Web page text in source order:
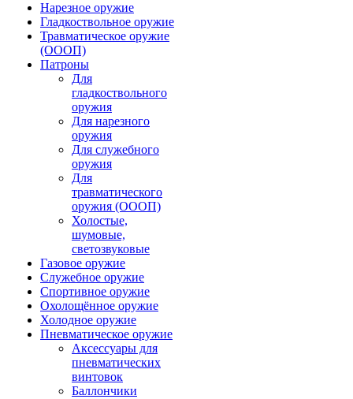
Нарезное оружие
Гладкоствольное оружие
Травматическое оружие
(ОООП)
Патроны
Для
гладкоствольного
оружия
Для нарезного
оружия
Для служебного
оружия
Для
травматического
оружия (ОООП)
Холостые,
шумовые,
светозвуковые
Газовое оружие
Служебное оружие
Спортивное оружие
Охолощённое оружие
Холодное оружие
Пневматическое оружие
Аксессуары для
пневматических
винтовок
Баллончики